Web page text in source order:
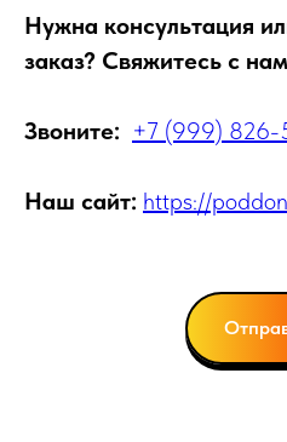
Нужна консультация
заказ? Свяжитесь с
Звоните: +7 (999) 826-
Наш сайт: https://